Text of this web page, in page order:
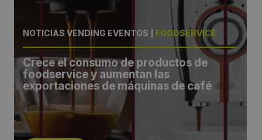
Sectores:
heladería, café, chocolate, bollería, restauración
NOTICIAS VENDING EVENTOS FOODSERVICE
Crece el consumo de productos de
foodservice y aumentan las
exportaciones de máquinas de café